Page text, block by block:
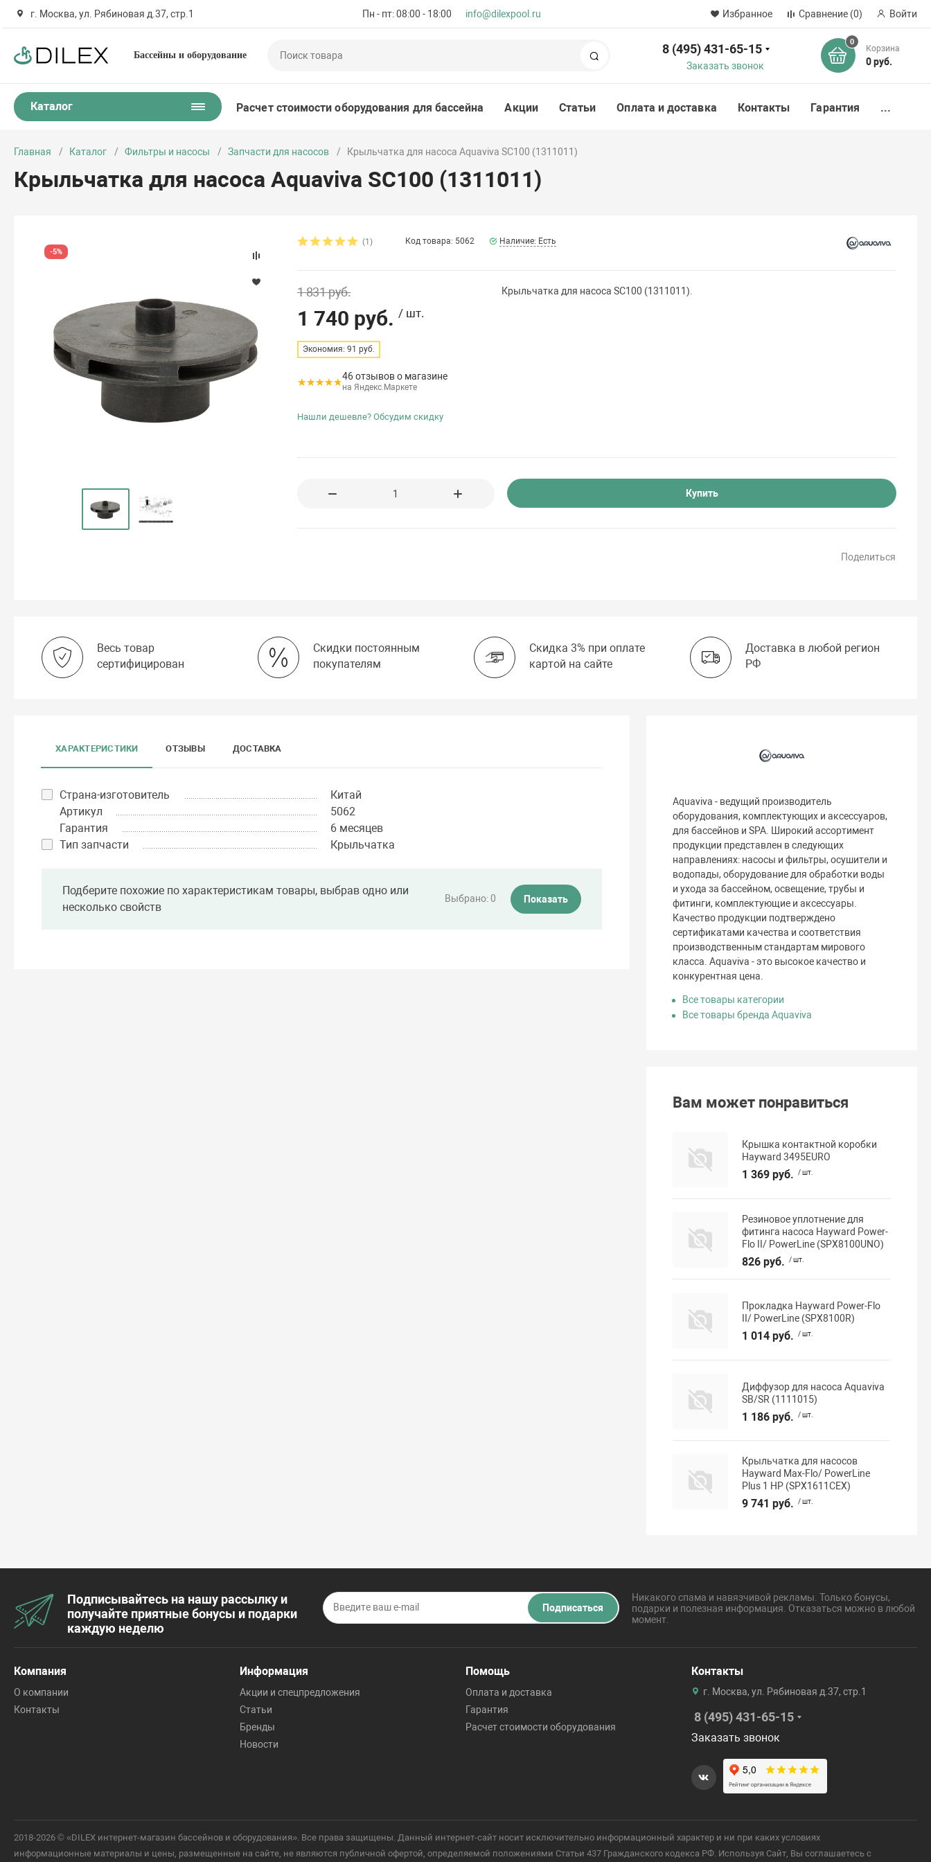
г. Москва, ул. Рябиновая д.37, стр.1 Пн - пт: 08:00 - 18:00 info@dilexpool.ru Избранное Сравнение (0) Войти
Бассейны и оборудование 8 (495) 431-65-15
Заказать звонок
0
Корзина
0 руб.
Каталог Расчет стоимости оборудования для бассейна Акции Статьи Оплата и доставка Контакты Гарантия ...
Главная Каталог Фильтры и насосы Запчасти для насосов Крыльчатка для насоса Aquaviva SC100 (1311011)
Крыльчатка для насоса Aquaviva SC100 (1311011)
-5%
(1) Код товара: 5062 Наличие: Есть
1 831 руб.
1 740 руб. / шт.
Экономия: 91 руб.
46 отзывов о магазине
на Яндекс.Маркете
Нашли дешевле? Обсудим скидку
Крыльчатка для насоса SC100 (1311011).
Купить
Поделиться
Весь товар
сертифицирован
Скидки постоянным
покупателям
Скидка 3% при оплате
картой на сайте
Доставка в любой регион
РФ
ХАРАКТЕРИСТИКИ ОТЗЫВЫ ДОСТАВКА
Страна-изготовитель
Китай
Артикул
5062
Гарантия
6 месяцев
Тип запчасти
Крыльчатка
Подберите похожие по характеристикам товары, выбрав одно или
несколько свойств
Выбрано:0 Показать
Aquaviva - ведущий производитель
оборудования, комплектующих и аксессуаров,
для бассейнов и SPA. Широкий ассортимент
продукции представлен в следующих
направлениях: насосы и фильтры, осушители и
водопады, оборудование для обработки воды
и ухода за бассейном, освещение, трубы и
фитинги, комплектующие и аксессуары.
Качество продукции подтверждено
сертификатами качества и соответствия
производственным стандартам мирового
класса. Aquaviva - это высокое качество и
конкурентная цена.
Все товары категории
Все товары бренда Aquaviva
Вам может понравиться
Крышка контактной коробки
Hayward 3495EURO
1 369 руб. / шт.
Резиновое уплотнение для
фитинга насоса Hayward Power-
Flo II/ PowerLine (SPX8100UNO)
826 руб. / шт.
Прокладка Hayward Power-Flo
II/ PowerLine (SPX8100R)
1 014 руб. / шт.
Диффузор для насоса Aquaviva
SB/SR (1111015)
1 186 руб. / шт.
Крыльчатка для насосов
Hayward Max-Flo/ PowerLine
Plus 1 НР (SPX1611CEX)
9 741 руб. / шт.
Подписывайтесь на нашу рассылку и
получайте приятные бонусы и подарки
каждую неделю
Подписаться
Никакого спама и навязчивой рекламы. Только бонусы,
подарки и полезная информация. Отказаться можно в любой
момент.
Компания
О компании
Контакты
Информация
Акции и спецпредложения
Статьи
Бренды
Новости
Помощь
Оплата и доставка
Гарантия
Расчет стоимости оборудования
Контакты
г. Москва, ул. Рябиновая д.37, стр.1
8 (495) 431-65-15
Заказать звонок
2018-2026 © «DILEX интернет-магазин бассейнов и оборудования». Все права защищены. Данный интернет-сайт носит исключительно информационный характер и ни при каких условиях
информационные материалы и цены, размещенные на сайте, не являются публичной офертой, определяемой положениями Статьи 437 Гражданского кодекса РФ. Используя Сайт, Вы соглашаетесь с